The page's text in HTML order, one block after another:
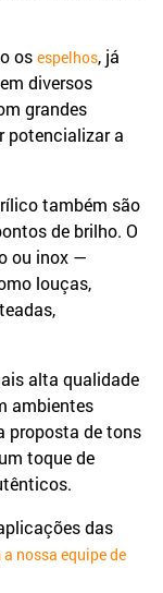
os espelhos, já
diversos
grandes
potencializar a
também são
de brilho. O
ou inox —
louças,
alta qualidade
ambientes
proposta de tons
toque de
das
nossa equipe de